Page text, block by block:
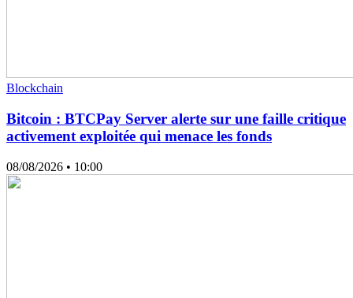
Blockchain
Bitcoin : BTCPay Server alerte sur une faille critique
activement exploitée qui menace les fonds
08/08/2026 • 10:00